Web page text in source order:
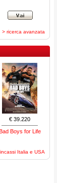
> ricerca avanzata
€ 39.220
Boys for Life
Italia e USA